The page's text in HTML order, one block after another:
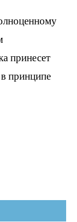
принесет
принципе